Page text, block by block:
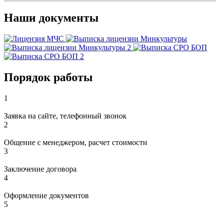
Наши документы
Порядок работы
1
Заявка на сайте, телефонный звонок
2
Общение с менеджером, расчет стоимости
3
Заключение договора
4
Оформление документов
5